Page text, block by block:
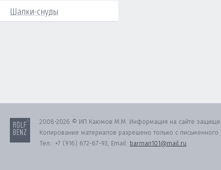
Шапки-снуды
2008-2026 © ИП Каюмов М.М. Информация на сайте
Копирование материалов разрешено только с письменного
Тел.: +7 (916) 672-67-93, Email: barman101@mail.ru